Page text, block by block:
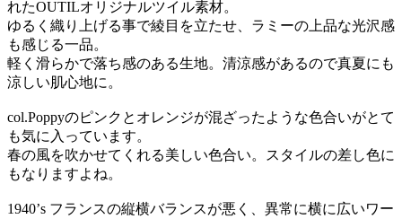
れたOUTILオリジナルツイル素材。
ゆるく織り上げる事で綾目を立たせ、ラミーの上品な光沢感
も感じる一品。
軽く滑らかで落ち感のある生地。清涼感があるので真夏にも
涼しい肌心地に。
col.Poppyのピンクとオレンジが混ざったような色合いがとて
も気に入っています。
春の風を吹かせてくれる美しい色合い。スタイルの差し色に
もなりますよね。
1940’s フランスの縦横バランスが悪く、異常に横に広いワー